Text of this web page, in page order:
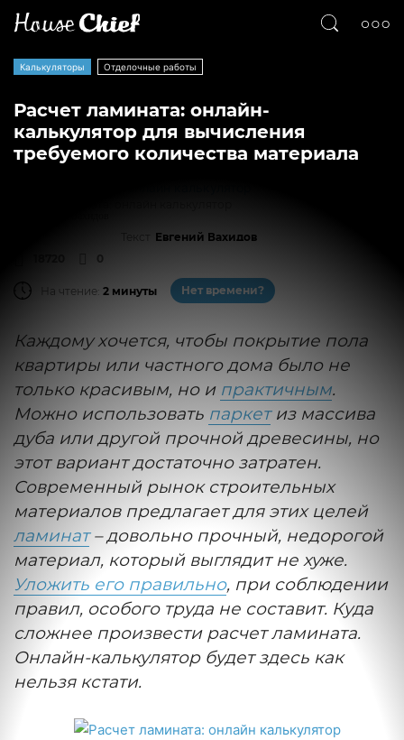
Калькуляторы Отделочные работы
Расчет ламината: онлайн-
калькулятор для вычисления
требуемого количества материала
Евгений Вахидов
0
На чтение: 2 минуты Нет времени?
Каждому хочется, чтобы покрытие пола
квартиры или частного дома было не
только красивым, но и практичным.
Можно использовать паркетиз массива
дуба или другой прочной древесины, но
этот вариант достаточно затратен.
Современный рынок строительных
материалов предлагает для этих целей
ламинат– довольно прочный, недорогой
материал, который выглядит не хуже.
Уложить его правильно, при соблюдении
правил, особого труда не составит. Куда
сложнее произвести расчет ламината.
Онлайн-калькулятор будет здесь как
нельзя кстати.